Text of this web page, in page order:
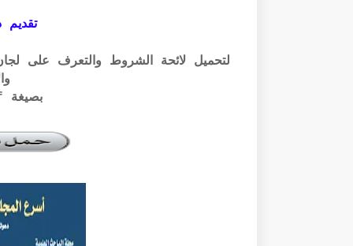
بصيغة pdf الرابط أسفله: